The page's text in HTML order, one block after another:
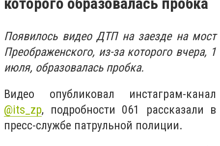
Появилось видео ДТП на заезде на мост
Преображенского, из-за которого вчера, 1
июля, образовалась пробка.
Видео опубликовал инстаграм-канал
@its_zp, подробности 061 рассказали в
пресс-службе патрульной полиции.